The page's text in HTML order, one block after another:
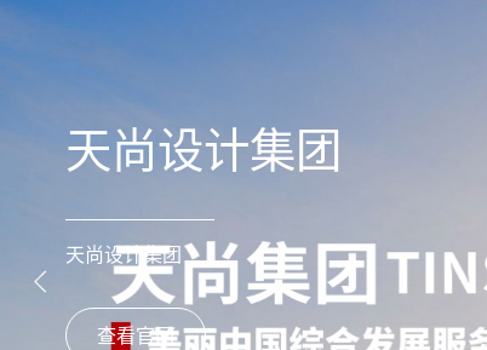
天尚设计集团
天尚设计集团
查看官网